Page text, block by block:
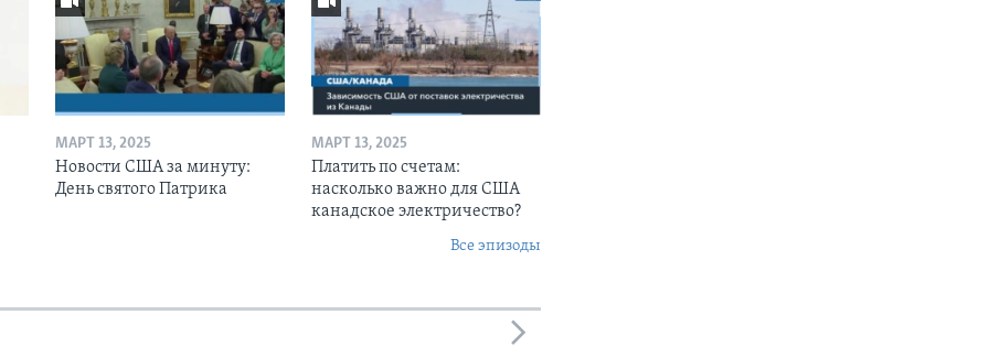
МАРТ 13, 2025
Новости США за минуту:
День святого Патрика
МАРТ 13, 2025
Платить по счетам:
насколько важно для США
канадское электричество?
Все эпизоды